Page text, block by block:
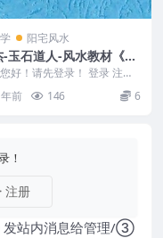
阳宅风水
-玉石道人-风水教材《风
理藏珍》
好！请先登录！ 登录 注册
-玉石道人-风水教材《风水地
》 Y2...
前 146 6
！
注册
站内消息给管理/③